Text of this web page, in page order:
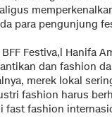
para pengunjung
Festiva,l Hanifa
dan fashion
merek lokal
fashion harus
fast fashion